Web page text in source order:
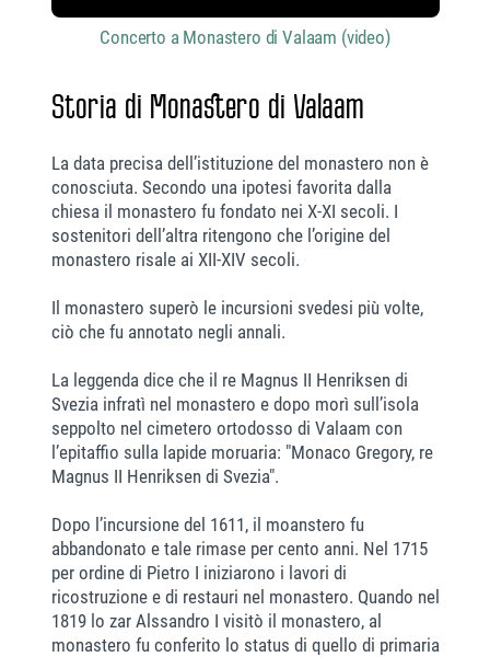
Concerto a Monastero di Valaam (video)
Storia di Monastero di Valaam
La data precisa dell’istituzione del monastero non è
conosciuta. Secondo una ipotesi favorita dalla
chiesa il monastero fu fondato nei X-XI secoli. I
sostenitori dell’altra ritengono che l’origine del
monastero risale ai XII-XIV secoli.
Il monastero superò le incursioni svedesi più volte,
ciò che fu annotato negli annali.
La leggenda dice che il re Magnus II Henriksen di
Svezia infratì nel monastero e dopo morì sull’isola
seppolto nel cimetero ortodosso di Valaam con
l’epitaffio sulla lapide moruaria: "Monaco Gregory, re
Magnus II Henriksen di Svezia".
Dopo l’incursione del 1611, il moanstero fu
abbandonato e tale rimase per cento anni. Nel 1715
per ordine di Pietro I iniziarono i lavori di
ricostruzione e di restauri nel monastero. Quando nel
1819 lo zar Alssandro I visitò il monastero, al
monastero fu conferito lo status di quello di primaria